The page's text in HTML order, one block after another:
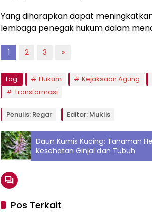
Yang diharapkan dapat
lembaga penegak hukum dalam
1 2 3 »
Tag: Hukum Kejaksaan Agung
Transformasi
Penulis: Regar Editor: Muklis
Daun Kumis Kucing: Tanaman
Kesehatan Ginjal dan Tubuh
Pos Terkait